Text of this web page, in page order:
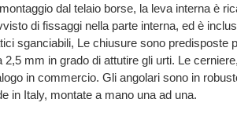
dal telaio borse, la leva interna è
di fissaggi nella parte interna, ed è
sganciabili, Le chiusure sono
2,5 mm in grado di attutire gli urti. Le
in commercio. Gli angolari sono in
in Italy, montate a mano una ad una.